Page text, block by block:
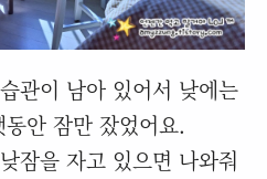
관이 남아 있어서 낮에는
안 잠만 잤었어요.
잠을 자고 있으면 나와줘